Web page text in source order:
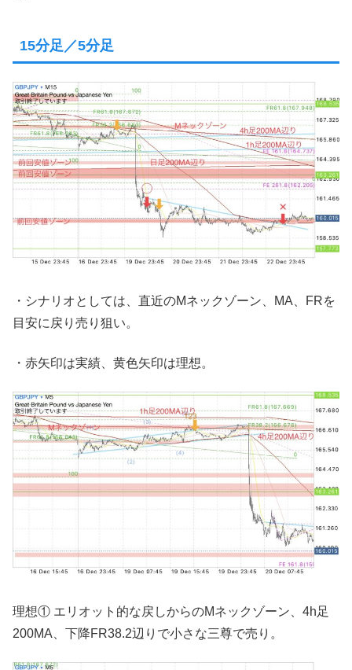
15分足／5分足
・シナリオとしては、直近のMネックゾーン、MA、FRを
目安に戻り売り狙い。
・赤矢印は実績、黄色矢印は理想。
理想① エリオット的な戻しからのMネックゾーン、4h足
200MA、下降FR38.2辺りで小さな三尊で売り。